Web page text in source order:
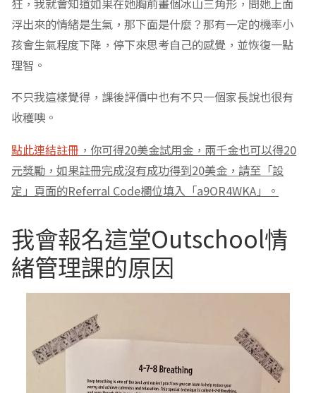
狂，我就會知道如果在她胸前畫個冰山三角形，問她上面
浮出來的情緒是生氣，那下面是什麼？那有一定的機率小
孩會生氣程度下降，停下來思考自己的感覺，並恢復一點
理智。
不只我這樣覺得，課後評價中也有不只一個家長說也很有
收穫噢。
點此連結註冊 ，你可得20美金試用金，兩千金也可以得20
元獎勵，如果註冊完成沒有成功得到20美金，請至「設
定」頁面的Referral Code欄位填入「a9OR4WKA」。
我會報名這堂Outschool情
緒管理課的原因